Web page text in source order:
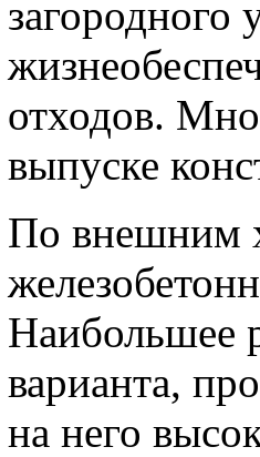
загородного
отходов.
выпуске
По внешним
Наибольшее
варианта,
на него